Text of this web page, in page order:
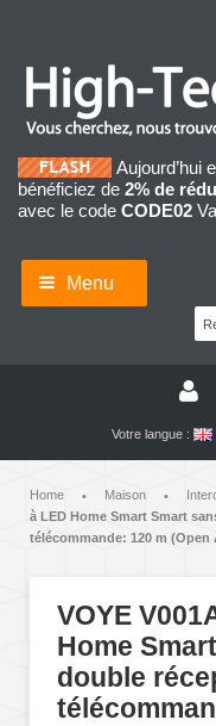
Aujourd’hui
bénéficiez de 2% de
avec le code CODE02
Menu
Votre langue :
Home • Maison •
à LED Home Smart Smart
télécommande: 120 m (Open
VOYE
Home
double